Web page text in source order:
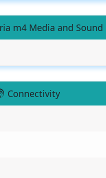
m4 Media and Sound
Connectivity